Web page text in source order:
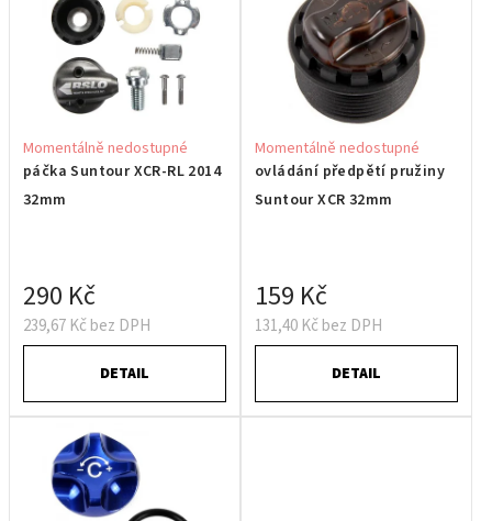
páčka Suntour XCR-RL 2014
32mm
Momentálně nedostupné
239,67 Kč bez DPH
290 Kč
DETAIL
ovládání předpětí pružiny
Suntour XCR 32mm
Momentálně nedostupné
131,40 Kč bez DPH
159 Kč
DETAIL